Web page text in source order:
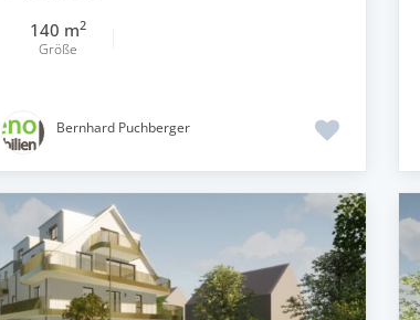
140 m2
Größe
Bernhard Puchberger